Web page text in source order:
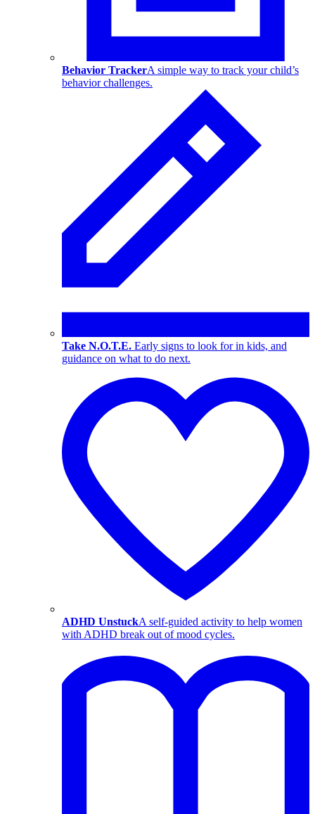
Behavior TrackerA simple way to track your child’s
behavior challenges.
Take N.O.T.E. Early signs to look for in kids, and
guidance on what to do next.
ADHD UnstuckA self-guided activity to help women
with ADHD break out of mood cycles.